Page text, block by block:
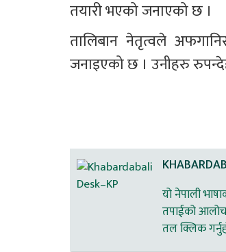
तयारी भएको जनाएको छ ।
तालिबान नेतृत्वले
जनाइएको छ । उनीहरु
यो नेपाली
तपाईको
तल क्लिक